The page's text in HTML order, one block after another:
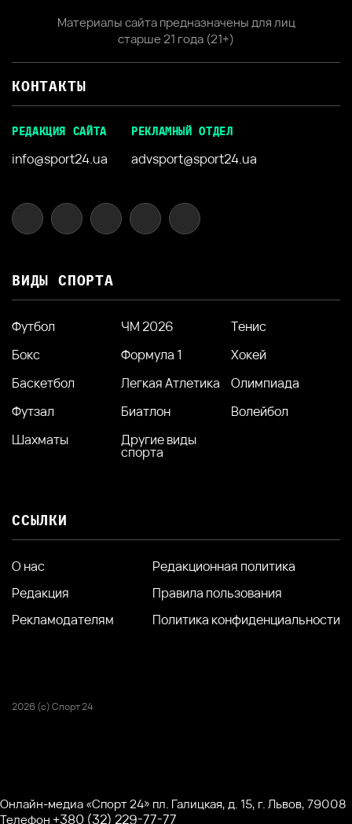
Материалы сайта предназначены для лиц
старше 21 года (21+)
КОНТАКТЫ
РЕДАКЦИЯ САЙТА
info@sport24.ua
РЕКЛАМНЫЙ ОТДЕЛ
advsport@sport24.ua
ВИДЫ СПОРТА
Футбол ЧМ 2026
Тенис
Бокс
Формула 1
Хокей
Баскетбол
Легкая Атлетика
Олимпиада
Футзал
Биатлон
Волейбол
Шахматы
Другие виды
спорта
ССЫЛКИ
О нас
Редакция
Рекламодателям
Редакционная политика
Правила пользования
Политика конфиденциальности
2026 (с) Спорт 24
Онлайн-медиа «Спорт 24» пл. Галицкая, д. 15, г. Львов, 79008
Телефон +380 (32) 229-77-77